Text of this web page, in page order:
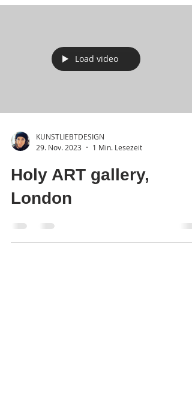
Load video
KUNSTLIEBTDESIGN
29. Nov. 2023
1 Min. Lesezeit
Holy ART gallery,
London